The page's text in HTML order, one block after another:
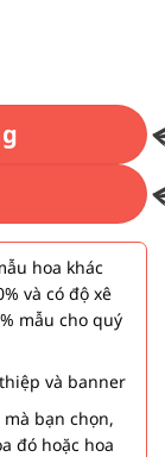
hoa khác
và có độ xê
mẫu cho quý
và banner
bạn chọn,
đó hoặc hoa